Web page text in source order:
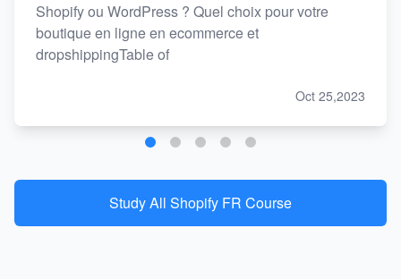
Shopify ou WordPress ? Quel choix pour votre
boutique en ligne en ecommerce et
dropshippingTable of
Oct 25,2023
Study All Shopify FR Course